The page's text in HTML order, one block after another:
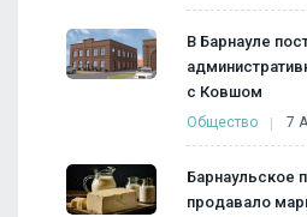
В Барнауле
с Ковшом
Общество 7
Барнаульское
продавало